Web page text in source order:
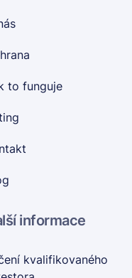
to funguje
informace
kvalifikovaného